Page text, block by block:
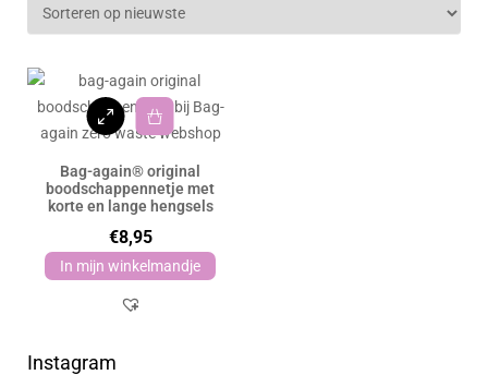
Bag-again® original
boodschappennetje met
korte en lange hengsels
€8,95
In mijn winkelmandje
Instagram